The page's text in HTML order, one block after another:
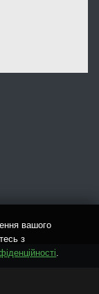
магазин
вашого
з
.